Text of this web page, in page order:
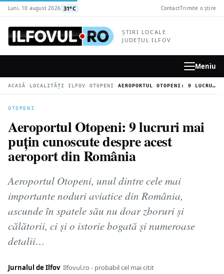
conținutul
Luni, 10 august 2026 31°C ContactTrimite o știre
ȘTIRI LOCALE
JUDEȚUL ILFOV
Meniu
ACASĂ › LOCALITĂȚI ILFOV › OTOPENI › AEROPORTUL OTOPENI: 9 LUCRURI MAI PUȚIN CUNOSCUTE DESPRE ACEST AEROPORT DIN ROMÂNIA
OTOPENI
Aeroportul Otopeni: 9 lucruri mai
puțin cunoscute despre acest
aeroport din România
Aeroportul Otopeni, unul dintre cele mai
importante noduri aviatice din România,
ascunde în spatele său nu doar zboruri și
călătorii, ci și o istorie bogată și numeroase
detalii…
Jurnalul de Ilfov Ilfovul.ro - probabil cel mai citit